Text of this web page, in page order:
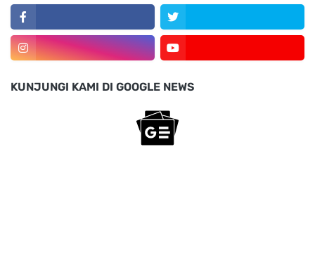
KUNJUNGI KAMI DI GOOGLE NEWS